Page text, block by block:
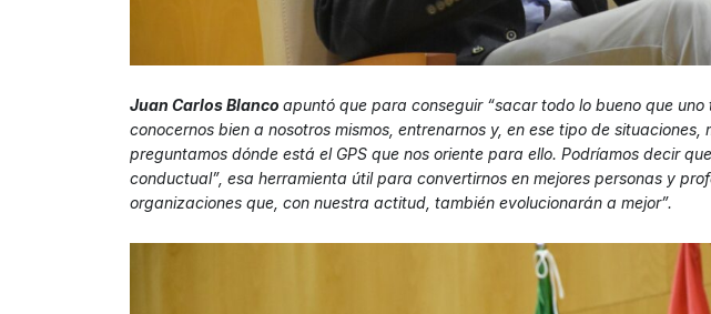
Juan Carlos Blanco apuntó que para conseguir “sacar todo lo bueno que uno
conocernos bien a nosotros mismos, entrenarnos y, en ese tipo de situaciones,
preguntamos dónde está el GPS que nos oriente para ello. Podríamos decir
conductual”, esa herramienta útil para convertirnos en mejores personas y
organizaciones que, con nuestra actitud, también evolucionarán a mejor”.